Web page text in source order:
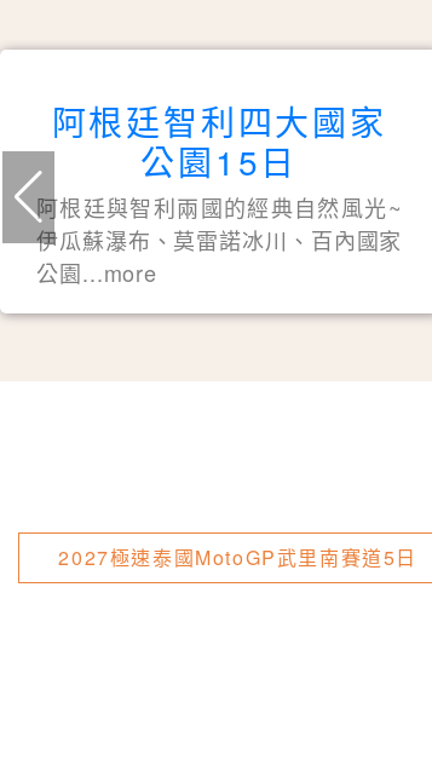
阿根廷智利四大國家
公園15日
阿根廷與智利兩國的經典自然風光~
伊瓜蘇瀑布、莫雷諾冰川、百內國家
公園...more
2027極速泰國MotoGP武里南賽道5日